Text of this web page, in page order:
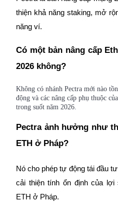
thiện khả năng staking, mở
năng ví.
Có một bản nâng cấp
2026 không?
Không có nhánh Pectra mới nào
động và các nâng cấp phụ thuộc
trong suốt năm 2026.
Pectra ảnh hưởng như
ETH ở Pháp?
Nó cho phép tự động tái đầu
cải thiện tính ổn định của
ETH ở Pháp.